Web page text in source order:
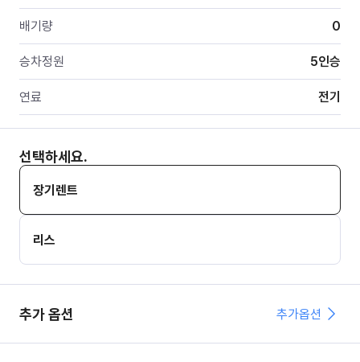
배기량 0
승차정원 5인승
연료 전기
선택하세요.
장기렌트
리스
추가 옵션 추가옵션